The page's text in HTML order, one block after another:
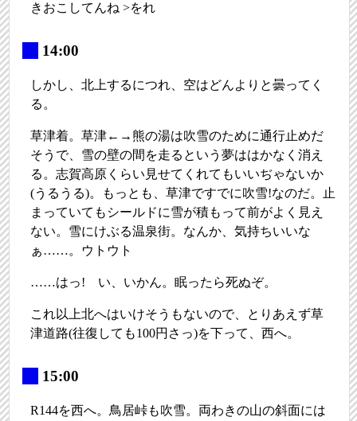
きおこしてんね >をれ
14:00
しかし、北上するにつれ、空はどんよりと曇ってく
る。
草津着。草津←→熊の湯は吹雪のために通行止めだ
そうで、雪の壁の間を走るという夢ははかなく消え
る。志賀高原くらい見せてくれてもいいぢゃないか
(うるうる)。もっとも、草津ですでに吹雪!なのだ。止
まっていてもシールドに雪が積もって前がよく見え
ない。雪にけぶる温泉街。なんか、気持ちいいな
ぁ……。ウトウト
……はっ! い、いかん。眠ったら死ぬぞ。
これ以上北へはいけそうもないので、とりあえず草
津道路(往復しても100円さっ)を下って、西へ。
15:00
R144を西へ。鳥居峠も吹雪。両わきの山の斜面には